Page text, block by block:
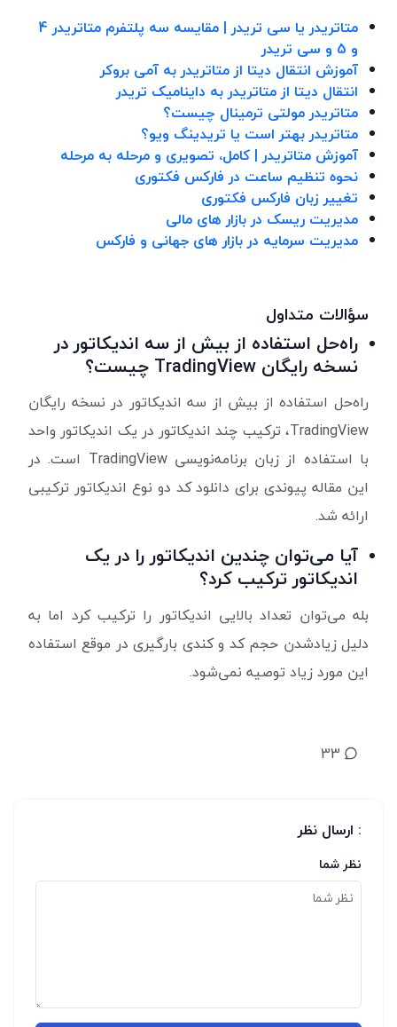
متاتریدر یا سی تریدر | مقایسه سه پلتفرم متاتریدر 4
و 5 و سی تریدر
آموزش انتقال دیتا از متاتریدر به آمی بروکر
انتقال دیتا از متاتریدر به داینامیک تریدر
متاتریدر مولتی ترمینال چیست؟
متاتریدر بهتر است یا تریدینگ ویو؟
آموزش متاتریدر | کامل، تصویری و مرحله به مرحله
نحوه تنظیم ساعت در فارکس فکتوری
تغییر زبان فارکس فکتوری
مدیریت ریسک در بازار های مالی
مدیریت سرمایه در بازار های جهانی و فارکس
سؤالات متداول
راه‌حل استفاده از بیش از سه اندیکاتور در
نسخه رایگان TradingView چیست؟
راه‌حل استفاده از بیش از سه اندیکاتور در نسخه رایگان
TradingView، ترکیب چند اندیکاتور در یک اندیکاتور واحد
با استفاده از زبان برنامه‌نویسی TradingView است. در
این مقاله پیوندی برای دانلود کد دو نوع اندیکاتور ترکیبی
ارائه شد.
آیا می‌توان چندین اندیکاتور را در یک
اندیکاتور ترکیب کرد؟
بله می‌توان تعداد بالایی اندیکاتور را ترکیب کرد اما به
دلیل زیادشدن حجم کد و کندی بارگیری در موقع استفاده
این مورد زیاد توصیه نمی‌شود.
33
: ارسال نظر
نظر شما